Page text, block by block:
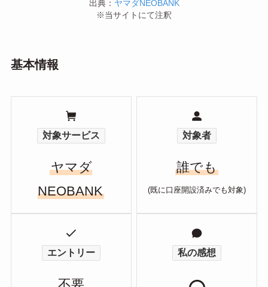
出典： ヤマダNEOBANK
※当サイトにて注釈
基本情報
対象サービス
ヤマダ
NEOBANK
対象者
誰でも
(既に口座開設済みでも対象)
エントリー 私の感想